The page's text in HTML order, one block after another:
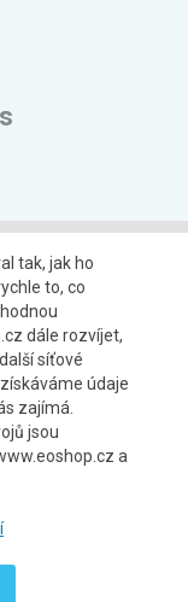
tak, jak ho
to, co
dále rozvíjet,
síťové
údaje
zajímá.
jsou
a